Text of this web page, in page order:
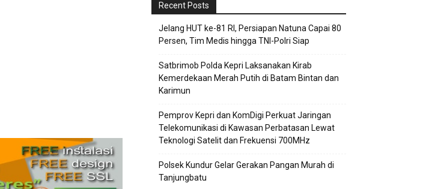
Recent Posts
Jelang HUT ke-81 RI, Persiapan Natuna Capai 80
Persen, Tim Medis hingga TNI-Polri Siap
Satbrimob Polda Kepri Laksanakan Kirab
Kemerdekaan Merah Putih di Batam Bintan dan
Karimun
Pemprov Kepri dan KomDigi Perkuat Jaringan
Telekomunikasi di Kawasan Perbatasan Lewat
Teknologi Satelit dan Frekuensi 700MHz
Polsek Kundur Gelar Gerakan Pangan Murah di
Tanjungbatu